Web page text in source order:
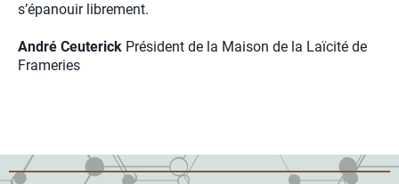
s’épanouir librement.
André Ceuterick Président de la Maison de la Laïcité de
Frameries